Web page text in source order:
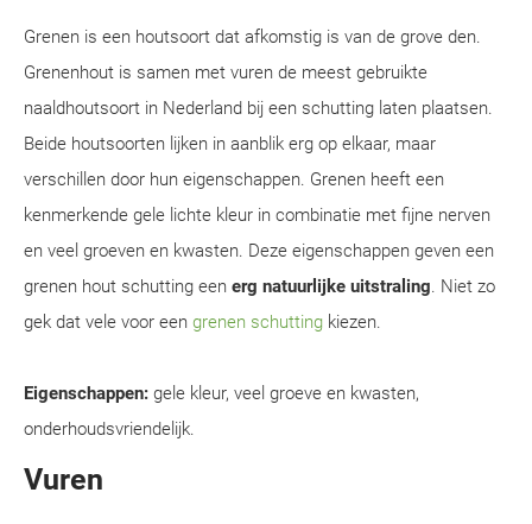
Grenen is een houtsoort dat afkomstig is van de grove den.
Grenenhout is samen met vuren de meest gebruikte
naaldhoutsoort in Nederland bij een schutting laten plaatsen.
Beide houtsoorten lijken in aanblik erg op elkaar, maar
verschillen door hun eigenschappen. Grenen heeft een
kenmerkende gele lichte kleur in combinatie met fijne nerven
en veel groeven en kwasten. Deze eigenschappen geven een
grenen hout schutting een erg natuurlijke uitstraling. Niet zo
gek dat vele voor een grenen schutting kiezen.
Eigenschappen: gele kleur, veel groeve en kwasten,
onderhoudsvriendelijk.
Vuren